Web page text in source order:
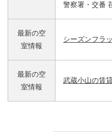
警察署・交番
最新の空
室情報
シーズンフラ
最新の空
室情報
武蔵小山の賃